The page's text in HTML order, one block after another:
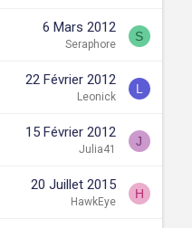
6 Mars 2012
Seraphore
S
22 Février 2012
Leonick
L
15 Février 2012
Julia41
J
20 Juillet 2015
HawkEye
H